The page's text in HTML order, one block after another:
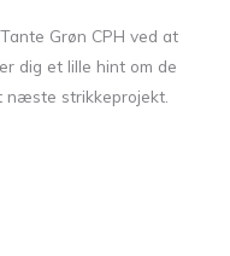
Grøn CPH ved at
dig et lille hint om de
næste strikkeprojekt.